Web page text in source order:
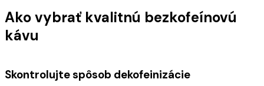
Ako vybrať kvalitnú bezkofeínovú
kávu
Skontrolujte spôsob dekofeinizácie